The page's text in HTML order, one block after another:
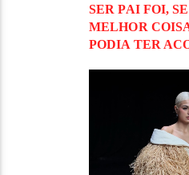
SER PAI FOI,
MELHOR
PODIA TER